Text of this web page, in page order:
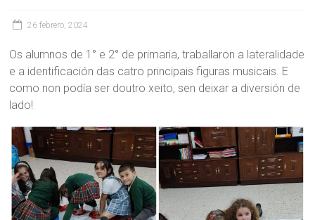
26 febrero, 2024
Os alumnos de 1° e 2° de primaria, traballaron a lateralidade
e a identificación das catro principais figuras musicais. E
como non podía ser doutro xeito, sen deixar a diversión de
lado!